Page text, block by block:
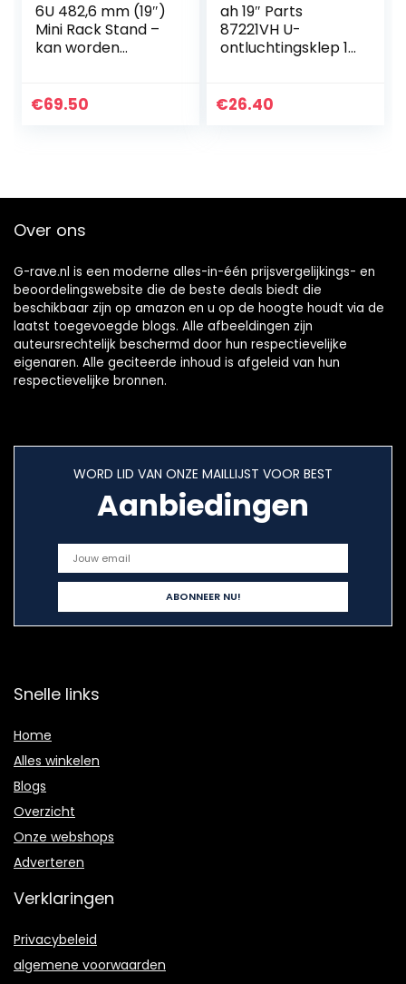
6U 482,6 mm (19″)
Mini Rack Stand –
kan worden
Voor
€69.50
ah 19″ Parts
87221VH U-
ontluchtingsklep 1
€26.40
Over ons
G-rave.nl is een moderne alles-in-één prijsvergelijkings- en
beoordelingswebsite die de beste deals biedt die
beschikbaar zijn op amazon en u op de hoogte houdt via de
laatst toegevoegde blogs. Alle afbeeldingen zijn
auteursrechtelijk beschermd door hun respectievelijke
eigenaren. Alle geciteerde inhoud is afgeleid van hun
respectievelijke bronnen.
WORD LID VAN ONZE MAILLIJST VOOR BEST
Aanbiedingen
Snelle links
Home
Alles winkelen
Blogs
Overzicht
Onze webshops
Adverteren
Verklaringen
Privacybeleid
algemene voorwaarden